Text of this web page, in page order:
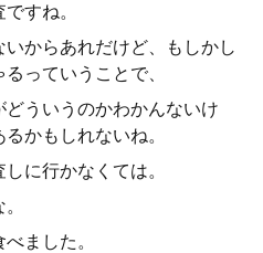
すね。
からあれだけど、もしかし
っていうことで、
ういうのかわかんないけ
かもしれないね。
に行かなくては。
ました。